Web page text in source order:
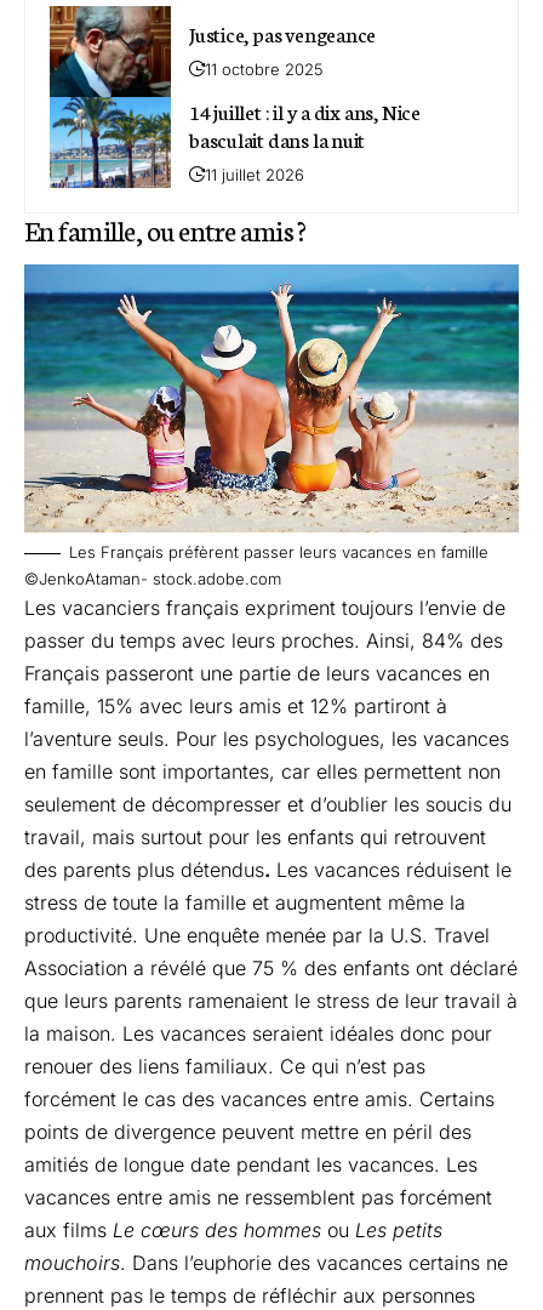
Justice, pas vengeance
11 octobre 2025
14 juillet : il y a dix ans, Nice
basculait dans la nuit
11 juillet 2026
En famille, ou entre amis ?
Les Français préfèrent passer leurs vacances en famille
©JenkoAtaman- stock.adobe.com
Les vacanciers français expriment toujours l’envie de
passer du temps avec leurs proches. Ainsi, 84% des
Français passeront une partie de leurs vacances en
famille, 15% avec leurs amis et 12% partiront à
l’aventure seuls. Pour les psychologues, les vacances
en famille sont importantes, car elles permettent non
seulement de décompresser et d’oublier les soucis du
travail, mais surtout pour les enfants qui retrouvent
des parents plus détendus. Les vacances réduisent le
stress de toute la famille et augmentent même la
productivité. Une enquête menée par la U.S. Travel
Association a révélé que 75 % des enfants ont déclaré
que leurs parents ramenaient le stress de leur travail à
la maison. Les vacances seraient idéales donc pour
renouer des liens familiaux. Ce qui n’est pas
forcément le cas des vacances entre amis. Certains
points de divergence peuvent mettre en péril des
amitiés de longue date pendant les vacances. Les
vacances entre amis ne ressemblent pas forcément
aux films Le cœurs des hommes ou Les petits
mouchoirs. Dans l’euphorie des vacances certains ne
prennent pas le temps de réfléchir aux personnes